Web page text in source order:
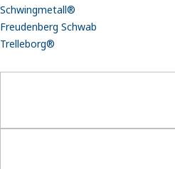
Schwingmetall®
Freudenberg Schwab
Trelleborg®